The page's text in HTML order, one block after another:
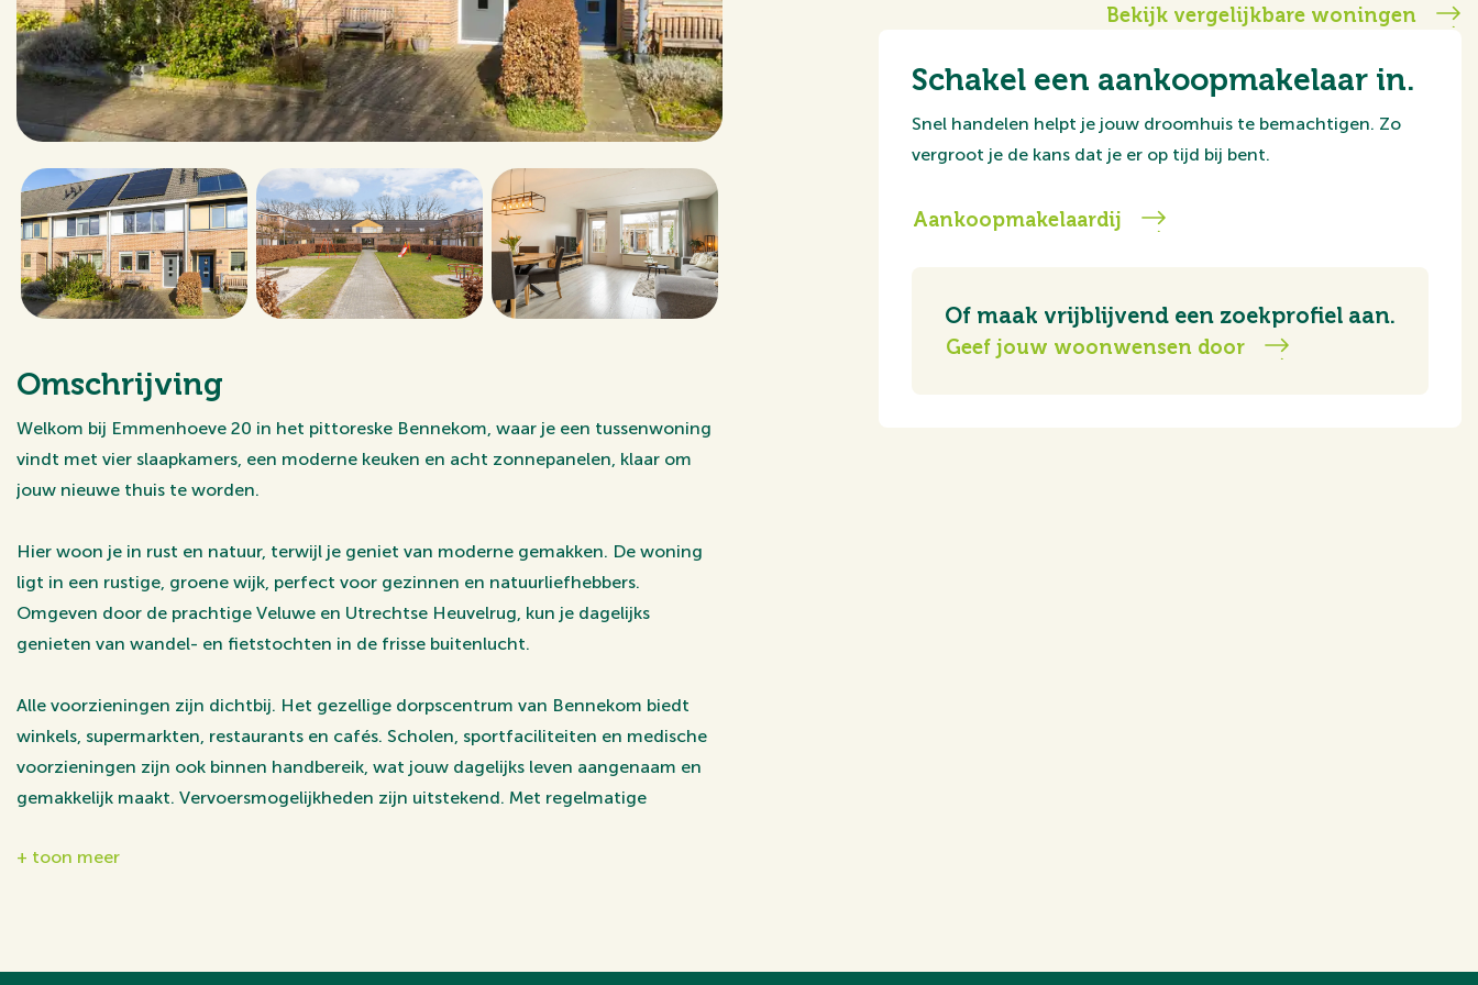
Omschrijving
Welkom bij Emmenhoeve 20 in het pittoreske Bennekom, waar je een tussenwoning
vindt met vier slaapkamers, een moderne keuken en acht zonnepanelen, klaar om
jouw nieuwe thuis te worden.
Hier woon je in rust en natuur, terwijl je geniet van moderne gemakken. De woning
ligt in een rustige, groene wijk, perfect voor gezinnen en natuurliefhebbers.
Omgeven door de prachtige Veluwe en Utrechtse Heuvelrug, kun je dagelijks
genieten van wandel- en fietstochten in de frisse buitenlucht.
Alle voorzieningen zijn dichtbij. Het gezellige dorpscentrum van Bennekom biedt
winkels, supermarkten, restaurants en cafés. Scholen, sportfaciliteiten en medische
voorzieningen zijn ook binnen handbereik, wat jouw dagelijks leven aangenaam en
gemakkelijk maakt. Vervoersmogelijkheden zijn uitstekend. Met regelmatige
Wageningen, ben je goed verbonden met steden als Arnhem en Utrecht. De snelweg
+ toon meer
Bekijk vergelijkbare woningen
Schakel een aankoopmakelaar in.
Snel handelen helpt je jouw droomhuis te bemachtigen. Zo
vergroot je de kans dat je er op tijd bij bent.
Aankoopmakelaardij
Of maak vrijblijvend een zoekprofiel aan.
Geef jouw woonwensen door